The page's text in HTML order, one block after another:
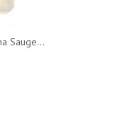
Sauge...